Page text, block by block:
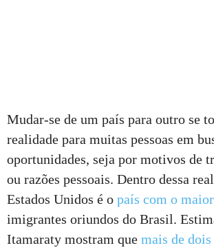
Mudar-se de um país para outro se
realidade para muitas pessoas em
oportunidades, seja por motivos de
ou razões pessoais. Dentro dessa
Estados Unidos é o país com o
imigrantes oriundos do Brasil.
Itamaraty mostram que mais de